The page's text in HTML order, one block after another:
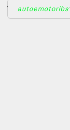
autoemotoribs